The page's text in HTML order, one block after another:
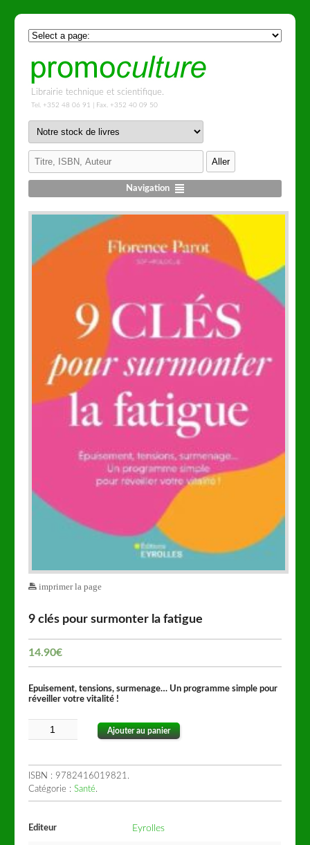
Librairie technique et scientifique.
Tel. +352 48 06 91 | Fax. +352 40 09 50
Navigation
imprimer la page
9 clés pour surmonter la fatigue
14.90€
Epuisement, tensions, surmenage… Un programme simple pour
réveiller votre vitalité !
Ajouter au panier
ISBN : 9782416019821.
Catégorie :Santé.
Editeur Eyrolles